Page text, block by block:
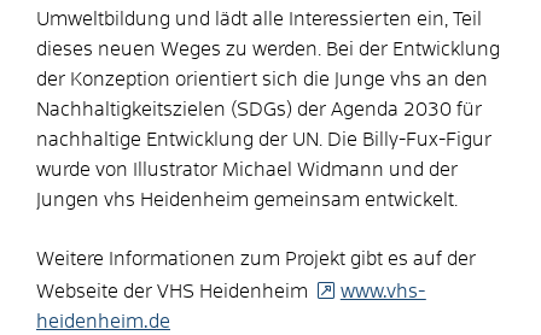
Umweltbildung und lädt alle Interessierten ein, Teil
dieses neuen Weges zu werden. Bei der Entwicklung
der Konzeption orientiert sich die Junge vhs an den
Nachhaltigkeitszielen (SDGs) der Agenda 2030 für
nachhaltige Entwicklung der UN. Die Billy-Fux-Figur
wurde von Illustrator Michael Widmann und der
Jungen vhs Heidenheim gemeinsam entwickelt.
Weitere Informationen zum Projekt gibt es auf der
Webseite der VHS Heidenheim
www.vhs-
heidenheim.de